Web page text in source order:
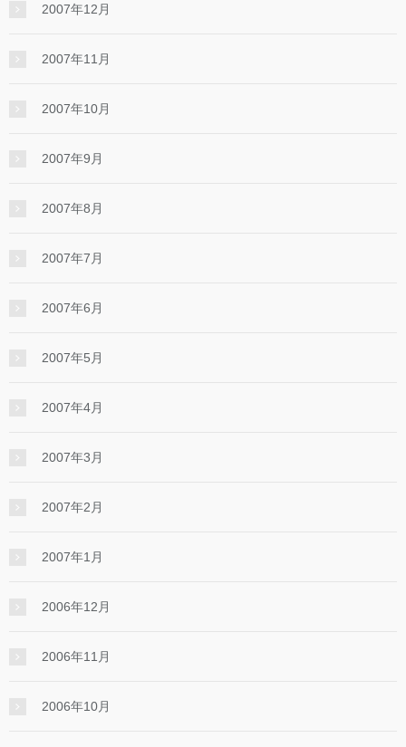
2007年12月
2007年11月
2007年10月
2007年9月
2007年8月
2007年7月
2007年6月
2007年5月
2007年4月
2007年3月
2007年2月
2007年1月
2006年12月
2006年11月
2006年10月